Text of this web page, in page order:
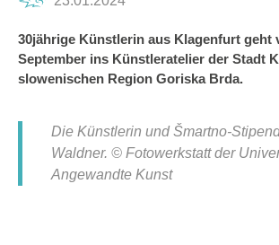
30jährige Künstlerin aus Klagenfurt geht
September ins Künstleratelier der Stadt
slowenischen Region Goriska Brda.
Die Künstlerin und Šmartno-
Waldner. © Fotowerkstatt der
Angewandte Kunst